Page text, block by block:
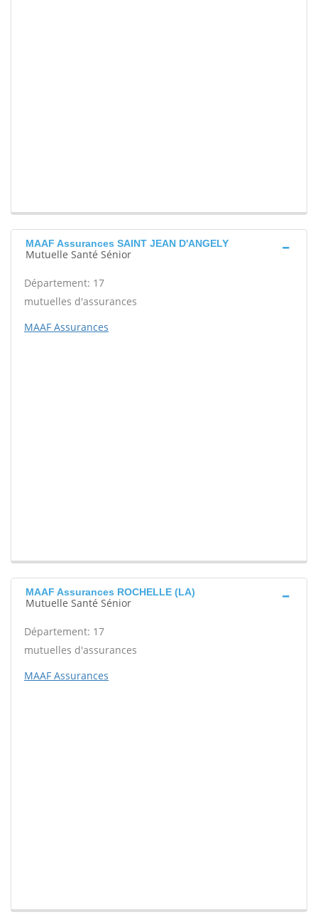
MAAF Assurances SAINT JEAN D'ANGELY
Mutuelle Santé Sénior
Département: 17
mutuelles d'assurances
MAAF Assurances
MAAF Assurances ROCHELLE (LA)
Mutuelle Santé Sénior
Département: 17
mutuelles d'assurances
MAAF Assurances